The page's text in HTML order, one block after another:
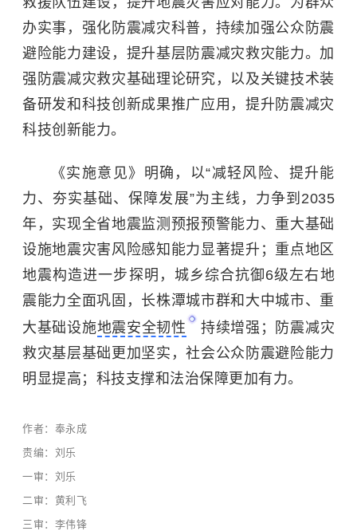
办实事，强化防震减灾科普，持续加强公众防震
避险能力建设，提升基层防震减灾救灾能力。加
强防震减灾救灾基础理论研究，以及关键技术装
备研发和科技创新成果推广应用，提升防震减灾
科技创新能力。
《实施意见》明确，以“减轻风险、提升能
力、夯实基础、保障发展”为主线，力争到2035
年，实现全省地震监测预报预警能力、重大基础
设施地震灾害风险感知能力显著提升；重点地区
地震构造进一步探明，城乡综合抗御6级左右地
震能力全面巩固，长株潭城市群和大中城市、重
大基础设施地震安全韧性
持续增强；防震减灾
救灾基层基础更加坚实，社会公众防震避险能力
明显提高；科技支撑和法治保障更加有力。
作者：奉永成
责编：刘乐
一审：刘乐
二审：黄利飞
三审：李伟锋